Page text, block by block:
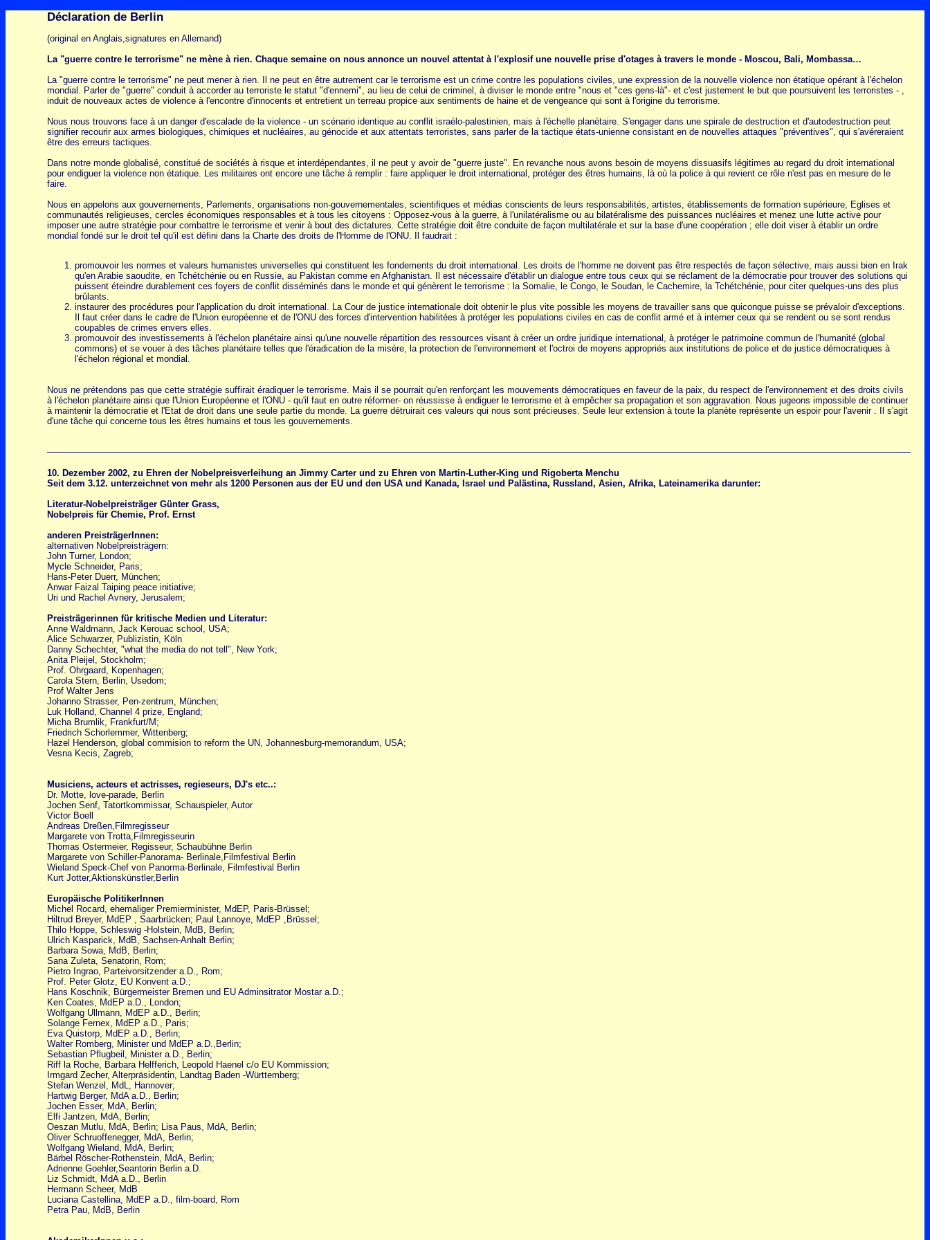
Déclaration de Berlin
(original en Anglais,signatures en Allemand)
La "guerre contre le terrorisme" ne mène à rien. Chaque semaine on nous annonce un nouvel attentat à l'explosif une nouvelle prise d'otages à travers le monde - Moscou, Bali, Mombassa…
La "guerre contre le terrorisme" ne peut mener à rien. Il ne peut en être autrement car le terrorisme est un crime contre les populations civiles, une expression de la nouvelle violence non étatique opérant à l'échelon
mondial. Parler de "guerre" conduit à accorder au terroriste le statut "d'ennemi", au lieu de celui de criminel, à diviser le monde entre "nous et "ces gens-là"- et c'est justement le but que poursuivent les terroristes - ,
induit de nouveaux actes de violence à l'encontre d'innocents et entretient un terreau propice aux sentiments de haine et de vengeance qui sont à l'origine du terrorisme.
Nous nous trouvons face à un danger d'escalade de la violence - un scénario identique au conflit israélo-palestinien, mais à l'échelle planétaire. S'engager dans une spirale de destruction et d'autodestruction peut
signifier recourir aux armes biologiques, chimiques et nucléaires, au génocide et aux attentats terroristes, sans parler de la tactique états-unienne consistant en de nouvelles attaques "préventives", qui s'avéreraient
être des erreurs tactiques.
Dans notre monde globalisé, constitué de sociétés à risque et interdépendantes, il ne peut y avoir de "guerre juste". En revanche nous avons besoin de moyens dissuasifs légitimes au regard du droit international
pour endiguer la violence non étatique. Les militaires ont encore une tâche à remplir : faire appliquer le droit international, protéger des êtres humains, là où la police à qui revient ce rôle n'est pas en mesure de le
faire.
Nous en appelons aux gouvernements, Parlements, organisations non-gouvernementales, scientifiques et médias conscients de leurs responsabilités, artistes, établissements de formation supérieure, Eglises et
communautés religieuses, cercles économiques responsables et à tous les citoyens : Opposez-vous à la guerre, à l'unilatéralisme ou au bilatéralisme des puissances nucléaires et menez une lutte active pour
imposer une autre stratégie pour combattre le terrorisme et venir à bout des dictatures. Cette stratégie doit être conduite de façon multilatérale et sur la base d'une coopération ; elle doit viser à établir un ordre
mondial fondé sur le droit tel qu'il est défini dans la Charte des droits de l'Homme de l'ONU. Il faudrait :
promouvoir les normes et valeurs humanistes universelles qui constituent les fondements du droit international. Les droits de l'homme ne doivent pas être respectés de façon sélective, mais aussi bien en Irak
qu'en Arabie saoudite, en Tchétchénie ou en Russie, au Pakistan comme en Afghanistan. Il est nécessaire d'établir un dialogue entre tous ceux qui se réclament de la démocratie pour trouver des solutions qui
puissent éteindre durablement ces foyers de conflit disséminés dans le monde et qui génèrent le terrorisme : la Somalie, le Congo, le Soudan, le Cachemire, la Tchétchénie, pour citer quelques-uns des plus
brûlants.
instaurer des procédures pour l'application du droit international. La Cour de justice internationale doit obtenir le plus vite possible les moyens de travailler sans que quiconque puisse se prévaloir d'exceptions.
Il faut créer dans le cadre de l'Union européenne et de l'ONU des forces d'intervention habilitées à protéger les populations civiles en cas de conflit armé et à interner ceux qui se rendent ou se sont rendus
coupables de crimes envers elles.
promouvoir des investissements à l'échelon planétaire ainsi qu'une nouvelle répartition des ressources visant à créer un ordre juridique international, à protéger le patrimoine commun de l'humanité (global
commons) et se vouer à des tâches planétaire telles que l'éradication de la misère, la protection de l'environnement et l'octroi de moyens appropriés aux institutions de police et de justice démocratiques à
l'échelon régional et mondial.
Nous ne prétendons pas que cette stratégie suffirait éradiquer le terrorisme. Mais il se pourrait qu'en renforçant les mouvements démocratiques en faveur de la paix, du respect de l'environnement et des droits civils
à l'échelon planétaire ainsi que l'Union Européenne et l'ONU - qu'il faut en outre réformer- on réussisse à endiguer le terrorisme et à empêcher sa propagation et son aggravation. Nous jugeons impossible de continuer
à maintenir la démocratie et l'Etat de droit dans une seule partie du monde. La guerre détruirait ces valeurs qui nous sont précieuses. Seule leur extension à toute la planète représente un espoir pour l'avenir . Il s'agit
d'une tâche qui concerne tous les êtres humains et tous les gouvernements.
10. Dezember 2002, zu Ehren der Nobelpreisverleihung an Jimmy Carter und zu Ehren von Martin-Luther-King und Rigoberta Menchu
Seit dem 3.12. unterzeichnet von mehr als 1200 Personen aus der EU und den USA und Kanada, Israel und Palästina, Russland, Asien, Afrika, Lateinamerika darunter:
Literatur-Nobelpreisträger Günter Grass,
Nobelpreis für Chemie, Prof. Ernst
anderen PreisträgerInnen:
alternativen Nobelpreisträgern:
John Turner, London;
Mycle Schneider, Paris;
Hans-Peter Duerr, München;
Anwar Faizal Taiping peace initiative;
Uri und Rachel Avnery, Jerusalem;
Preisträgerinnen für kritische Medien und Literatur:
Anne Waldmann, Jack Kerouac school, USA;
Alice Schwarzer, Publizistin, Köln
Danny Schechter, "what the media do not tell", New York;
Anita Pleijel, Stockholm;
Prof. Ohrgaard, Kopenhagen;
Carola Stern, Berlin, Usedom;
Prof Walter Jens
Johanno Strasser, Pen-zentrum, München;
Luk Holland, Channel 4 prize, England;
Micha Brumlik, Frankfurt/M;
Friedrich Schorlemmer, Wittenberg;
Hazel Henderson, global commision to reform the UN, Johannesburg-memorandum, USA;
Vesna Kecis, Zagreb;
Musiciens, acteurs et actrisses, regieseurs, DJ's etc..:
Dr. Motte, love-parade, Berlin
Jochen Senf, Tatortkommissar, Schauspieler, Autor
Victor Boell
Andreas Dreßen,Filmregisseur
Margarete von Trotta,Filmregisseurin
Thomas Ostermeier, Regisseur, Schaubühne Berlin
Margarete von Schiller-Panorama- Berlinale,Filmfestival Berlin
Wieland Speck-Chef von Panorma-Berlinale, Filmfestival Berlin
Kurt Jotter,Aktionskünstler,Berlin
Europäische PolitikerInnen
Michel Rocard, ehemaliger Premierminister, MdEP, Paris-Brüssel;
Hiltrud Breyer, MdEP , Saarbrücken; Paul Lannoye, MdEP ,Brüssel;
Thilo Hoppe, Schleswig -Holstein, MdB, Berlin;
Ulrich Kasparick, MdB, Sachsen-Anhalt Berlin;
Barbara Sowa, MdB, Berlin;
Sana Zuleta, Senatorin, Rom;
Pietro Ingrao, Parteivorsitzender a.D., Rom;
Prof. Peter Glotz, EU Konvent a.D.;
Hans Koschnik, Bürgermeister Bremen und EU Adminsitrator Mostar a.D.;
Ken Coates, MdEP a.D., London;
Wolfgang Ullmann, MdEP a.D., Berlin;
Solange Fernex, MdEP a.D., Paris;
Eva Quistorp, MdEP a.D., Berlin;
Walter Romberg, Minister und MdEP a.D.,Berlin;
Sebastian Pflugbeil, Minister a.D., Berlin;
Riff la Roche, Barbara Helfferich, Leopold Haenel c/o EU Kommission;
Irmgard Zecher, Alterpräsidentin, Landtag Baden -Württemberg;
Stefan Wenzel, MdL, Hannover;
Hartwig Berger, MdA a.D., Berlin;
Jochen Esser, MdA, Berlin;
Elfi Jantzen, MdA, Berlin;
Oeszan Mutlu, MdA, Berlin; Lisa Paus, MdA, Berlin;
Oliver Schruoffenegger, MdA, Berlin;
Wolfgang Wieland, MdA, Berlin;
Bärbel Röscher-Rothenstein, MdA, Berlin;
Adrienne Goehler,Seantorin Berlin a.D.
Liz Schmidt, MdA a.D., Berlin
Hermann Scheer, MdB
Luciana Castellina, MdEP a.D., film-board, Rom
Petra Pau, MdB, Berlin